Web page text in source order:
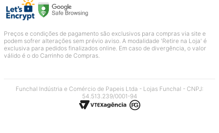
Preços e condições de pagamento são exclusivos para compras via site e
podem sofrer alterações sem prévio aviso. A modalidade 'Retire na Loja' é
exclusiva para pedidos finalizados online. Em caso de divergência, o valor
válido é o do Carrinho de Compras.
Funchal Indústria e Comércio de Papeis Ltda - Lojas Funchal - CNPJ:
54.513.239/0001-94